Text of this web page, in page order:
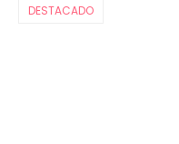
DESTACADO